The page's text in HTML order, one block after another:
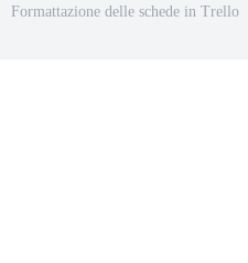
Formattazione delle schede in Trello